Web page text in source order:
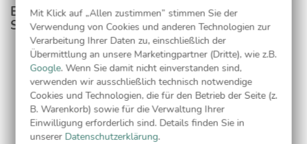
Entdecken Sie passende Produkte aus dieser
Serie
Adressaufkleber
Mit Klick auf „Allen zustimmen” stimmen Sie der
Verwendung von Cookies und anderen Technologien zur
Verarbeitung Ihrer Daten zu, einschließlich der
Übermittlung an unsere Marketingpartner (Dritte), wie z.B.
Google. Wenn Sie damit nicht einverstanden sind,
verwenden wir ausschließlich technisch notwendige
Cookies und Technologien, die für den Betrieb der Seite (z.
B. Warenkorb) sowie für die Verwaltung Ihrer
Einwilligung erforderlich sind. Details finden Sie in
unserer Datenschutzerklärung.